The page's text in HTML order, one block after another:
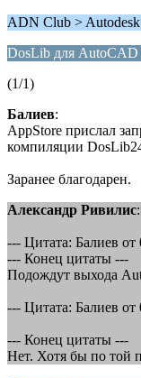
ADN Club >
DosLib для AutoCAD
(1/1)
Балиев:
AppStore прислал
компиляции
Заранее благодарен.
Александр Ривилис:
--- Цитата: Балиев
--- Конец цитаты ---
Подождут выхода
--- Цитата: Балиев
--- Конец цитаты ---
Нет. Хотя бы по той